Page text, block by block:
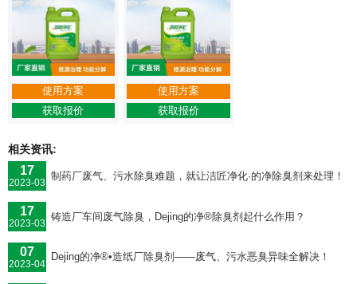
使用方案
获取报价
使用方案
获取报价
相关资讯:
17
2023-03
制药厂废气、污水除臭难题，就让洁匠净化·的净除臭剂来处理！
17
2023-03
铸造厂车间废气除臭，Dejing的净®除臭剂起什么作用？
07
2023-04
Dejing的净®•造纸厂除臭剂——废气、污水恶臭异味全解决！